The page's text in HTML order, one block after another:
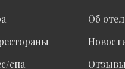
спа
Об
Отзывы